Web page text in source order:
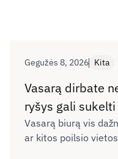
Gegužės 8, 2026 Kita
Vasarą dirbate
ryšys gali
Vasarą biurą vis
ar kitos poilsio